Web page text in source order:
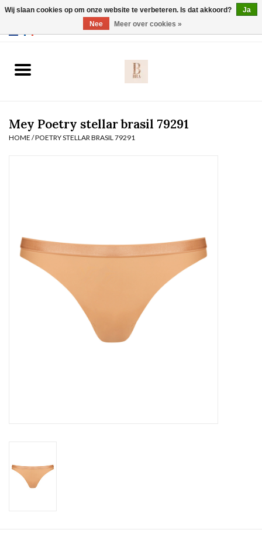
Slip
Homewear
Mey Poetry stellar brasil 79291
HOME /POETRY STELLAR BRASIL 79291
Wij slaan cookies op om onze website te verbeteren. Is dat akkoord?
Ja
Nee
Meer over cookies »
Webshop werkt met EU maten. .